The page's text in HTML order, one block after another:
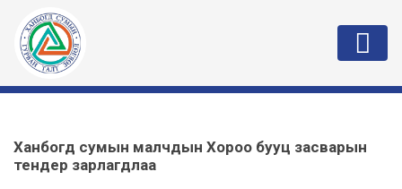
Ханбогд сумын малчдын Хороо бууц засварын
тендер зарлагдлаа